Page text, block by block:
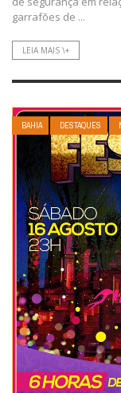
garrafões de ...
LEIA MAIS \+
BAHIA DESTAQUES